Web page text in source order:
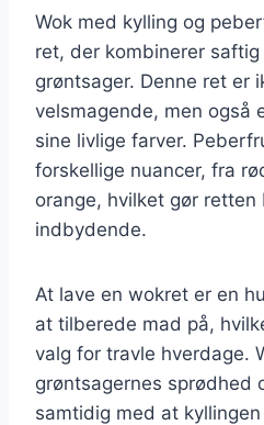
Wok med kylling og
ret, der kombinerer
grøntsager. Denne ret er
velsmagende, men også
sine livlige farver.
forskellige nuancer, fra
orange, hvilket gør retten
indbydende.
At lave en wokret er en
at tilberede mad på,
valg for travle hverdage.
grøntsagernes sprødhed
samtidig med at